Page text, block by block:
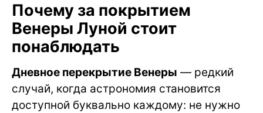
Почему за покрытием
Венеры Луной стоит
понаблюдать
Дневное перекрытие Венеры — редкий
случай, когда астрономия становится
доступной буквально каждому: не нужно